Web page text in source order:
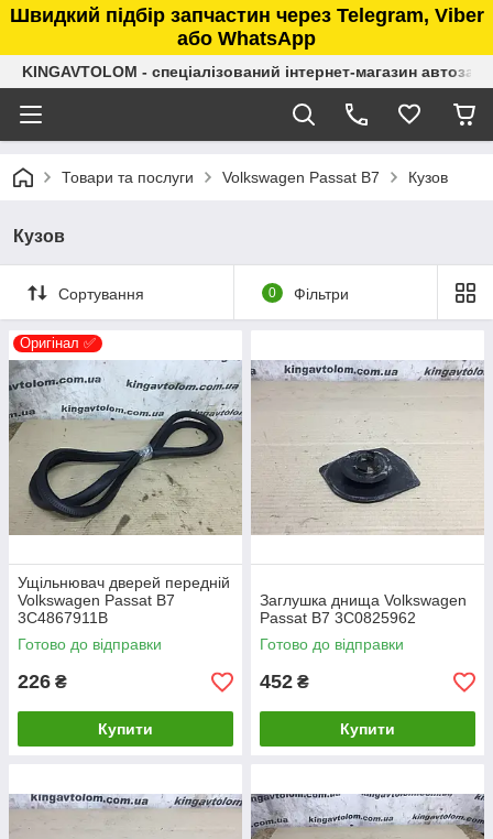
Швидкий підбір запчастин через Telegram, Viber
або WhatsApp
KINGAVTOLOM - спеціалізований інтернет-магазин
Товари та послуги Volkswagen Passat B7 Кузов
Кузов
Сортування 0 Фільтри
Оригінал ✅
Ущільнювач дверей передній
Volkswagen Passat B7
3C4867911B
Готово до відправки
226 ₴
Купити
Заглушка днища Volkswagen
Passat B7 3C0825962
Готово до відправки
452 ₴
Купити